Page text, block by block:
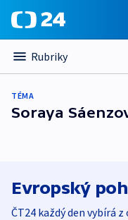
Rubriky
TÉMA
Soraya
Evropský
ČT24 každý den vybírá